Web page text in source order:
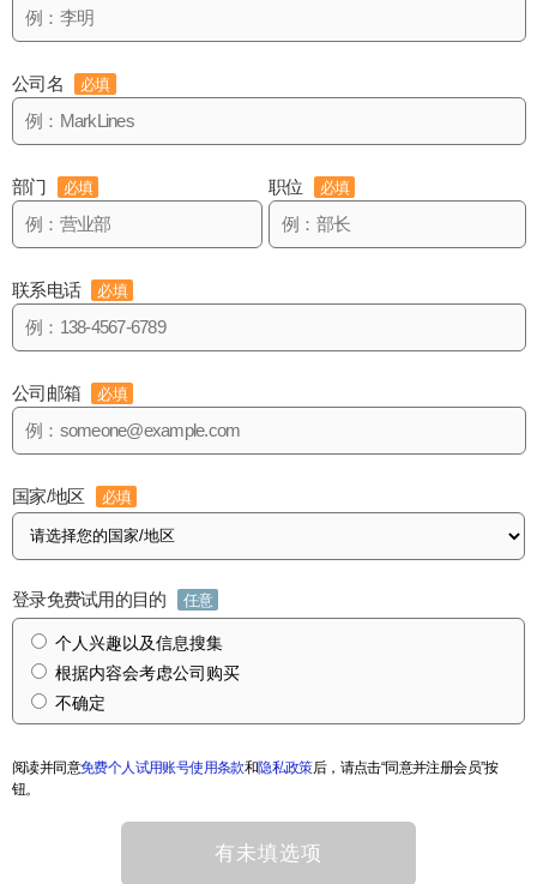
公司名 必填
部门 必填 职位 必填
联系电话 必填
公司邮箱 必填
国家/地区 必填
登录免费试用的目的 任意
个人兴趣以及信息搜集
根据内容会考虑公司购买
不确定
阅读并同意免费个人试用账号使用条款和隐私政策后，请点击“同意并注册会员”按
钮。